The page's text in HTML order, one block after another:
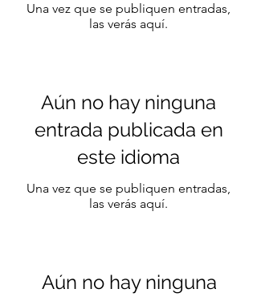
Una vez que se publiquen entradas,
las verás aquí.
Aún no hay ninguna
entrada publicada en
este idioma
Una vez que se publiquen entradas,
las verás aquí.
Aún no hay ninguna